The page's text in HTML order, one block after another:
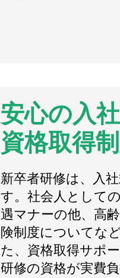
安心の入
資格取得
新卒者研修は、入
す。社会人として
遇マナーの他、高
険制度についてな
た、資格取得サポ
研修の資格が実費